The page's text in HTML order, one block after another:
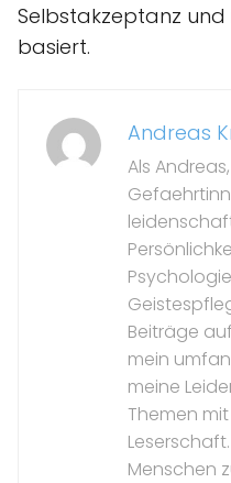
Selbstakzeptanz und
basiert.
Andreas
Als
Beiträge
mein
meine
Themen
Menschen